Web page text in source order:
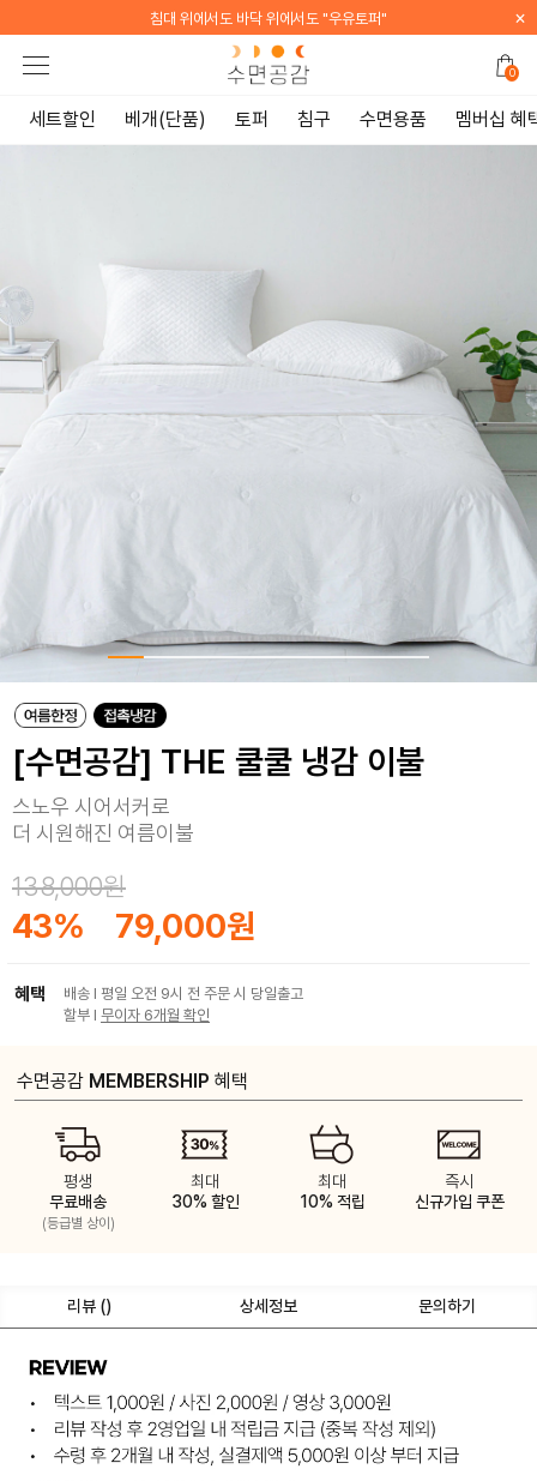
[WELCOME] 지금 가입하면 전 품목 10% 할인 쿠폰 증정
0
세트할인 베개(단품) 토퍼 침구 수면용품 멤버십 혜
[수면공감] THE 쿨쿨 냉감 이불
스노우 시어서커로
더 시원해진 여름이불
138,000원
43% 79,000원
혜택
배송 I 평일 오전 9시 전 주문 시 당일출고
할부 I 무이자 6개월 확인
수면공감 MEMBERSHIP 혜택
평생
무료배송
(등급별 상이)
최대
30% 할인
최대
10% 적립
즉시
신규가입 쿠폰
리뷰 () 상세정보 문의하기